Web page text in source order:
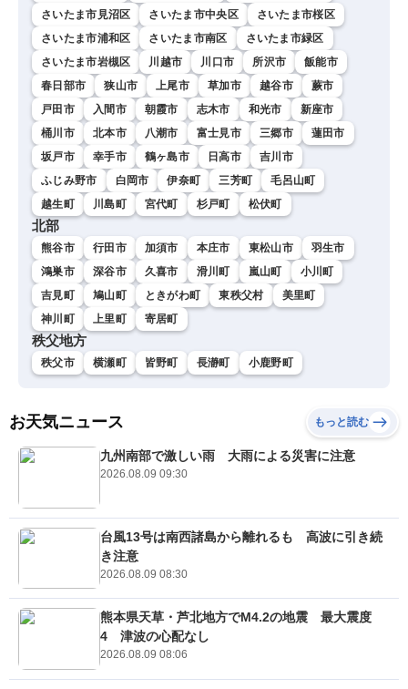
さいたま市見沼区 さいたま市中央区
さいたま市桜区
さいたま市浦和区
さいたま市南区
さいたま市緑区
さいたま市岩槻区
川越市 川口市 所沢市
飯能市
春日部市
狭山市 上尾市 草加市 越谷市
蕨市
戸田市
入間市 朝霞市 志木市 和光市
新座市
桶川市
北本市 八潮市 富士見市 三郷市
蓮田市
坂戸市
幸手市 鶴ヶ島市 日高市
吉川市
ふじみ野市
白岡市 伊奈町 三芳町
毛呂山町
越生町
川島町 宮代町 杉戸町 松伏町
北部
熊谷市 行田市 加須市 本庄市 東松山市
羽生市
鴻巣市
深谷市 久喜市 滑川町 嵐山町
小川町
吉見町
鳩山町 ときがわ町 東秩父村
美里町
神川町
上里町 寄居町
秩父地方
秩父市 横瀬町 皆野町 長瀞町 小鹿野町
お天気ニュース もっと読む
九州南部で激しい雨 大雨による災害に注意
2026.08.09 09:30
台風13号は南西諸島から離れるも 高波に引き続
き注意
2026.08.09 08:30
熊本県天草・芦北地方でM4.2の地震 最大震度
4 津波の心配なし
2026.08.09 08:06